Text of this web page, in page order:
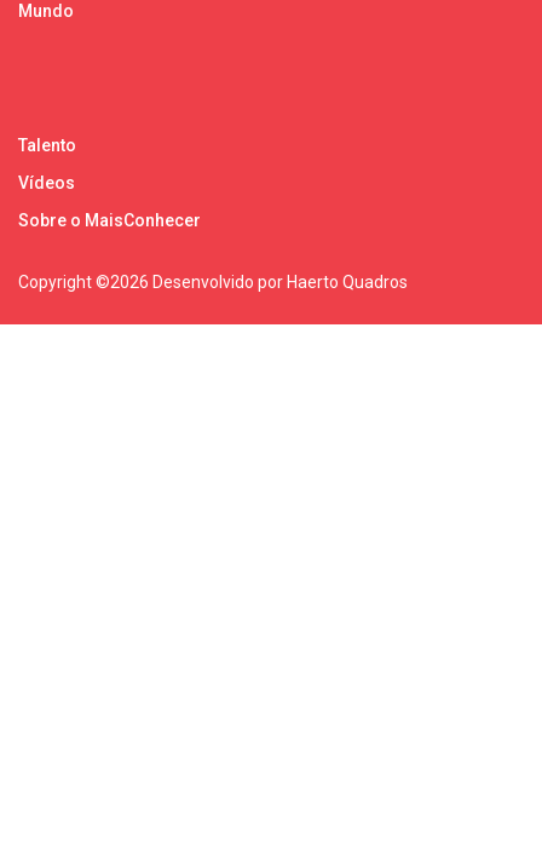
Mundo
Talento
Vídeos
Sobre o MaisConhecer
Copyright ©2026 Desenvolvido por Haerto Quadros